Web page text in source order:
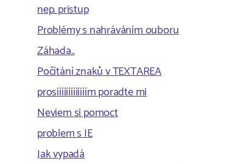
nep. pristup
Problémy s nahráváním ouboru
Záhada..
Počítání znaků v TEXTAREA
prosííííííííííííím poradte mi
Neviem si pomoct
problem s IE
Jak vypadá